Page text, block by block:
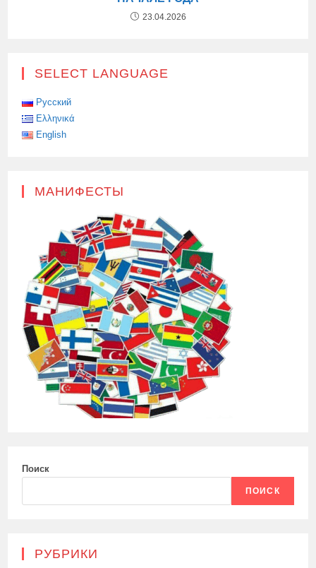
23.04.2026
SELECT LANGUAGE
Русский
Ελληνικά
English
МАНИФЕСТЫ
Поиск
ПОИСК
РУБРИКИ